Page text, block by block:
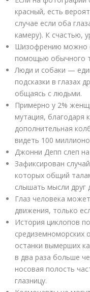
красный, есть
случае если оба
камеру). К счастью,
Шизофрению можно
помощью обычного
Люди и собаки —
подсказки в глазах
общаясь с людьми.
Примерно у 2%
мутация, благодаря
дополнительная
видеть 100
Джонни Депп слеп
Зафиксирован
которых общий
слышать мысли друг
Глаз человека
движения, только
История циклопов
средиземноморских
останки вымерших
в два раза больше
носовая полость
глазницу.